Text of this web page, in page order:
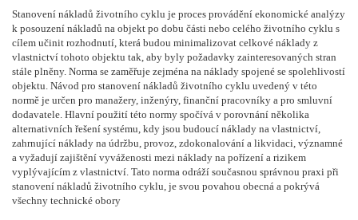
Stanovení nákladů životního cyklu je proces provádění ekonomické analýzy
k posouzení nákladů na objekt po dobu části nebo celého životního cyklu s
cílem učinit rozhodnutí, která budou minimalizovat celkové náklady z
vlastnictví tohoto objektu tak, aby byly požadavky zainteresovaných stran
stále plněny. Norma se zaměřuje zejména na náklady spojené se spolehlivostí
objektu. Návod pro stanovení nákladů životního cyklu uvedený v této
normě je určen pro manažery, inženýry, finanční pracovníky a pro smluvní
dodavatele. Hlavní použití této normy spočívá v porovnání několika
alternativních řešení systému, kdy jsou budoucí náklady na vlastnictví,
zahrnující náklady na údržbu, provoz, zdokonalování a likvidaci, významné
a vyžadují zajištění vyváženosti mezi náklady na pořízení a rizikem
vyplývajícím z vlastnictví. Tato norma odráží současnou správnou praxi při
stanovení nákladů životního cyklu, je svou povahou obecná a pokrývá
všechny technické obory